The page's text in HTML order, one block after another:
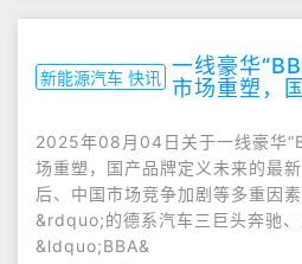
新能源汽车 快讯 一线豪华
市场重塑，
2025年08月04日关于一线豪华
场重塑，国产品牌定义未来的最
后、中国市场竞争加剧等多重因
&rdquo;的德系汽车三巨头奔驰
&ldquo;BBA&